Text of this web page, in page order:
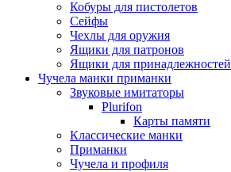
Кобуры для пистолетов
Сейфы
Чехлы для оружия
Ящики для патронов
Ящики для принадлежностей
Чучела манки приманки
Звуковые имитаторы
Plurifon
Карты памяти
Классические манки
Приманки
Чучела и профиля